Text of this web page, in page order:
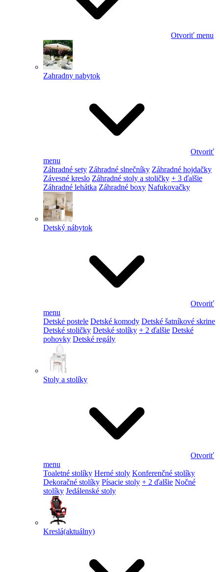
Otvoriť menu
Zahradny nabytok
Otvoriť
menu
Záhradné sety Záhradné slnečníky Záhradné hojdačky
Závesné kreslo Záhradné stoly a stoličky + 3 ďalšie
Záhradné lehátka Záhradné boxy Nafukovačky
Detský nábytok
Otvoriť
menu
Detské postele Detské komody Detské šatníkové skrine
Detské stoličky Detské stolíky + 2 ďalšie Detské
pohovky Detské regály
Stoly a stolíky
Otvoriť
menu
Toaletné stolíky Herné stoly Konferenčné stolíky
Dekoračné stolíky Písacie stoly + 2 ďalšie Nočné
stolíky Jedálenské stoly
Kreslá(aktuálny)